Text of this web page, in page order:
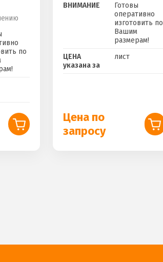
по
ВНИМАНИЕ
Готовы
оперативно
изготовить по
Вашим
размерам!
ЦЕНА
указана за
лист
Цена по
запросу